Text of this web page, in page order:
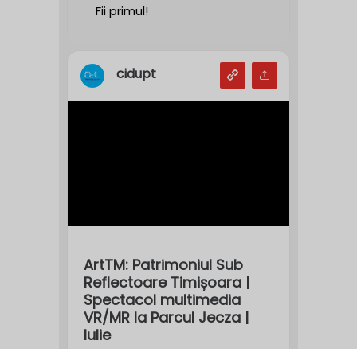
Fii primul!
cidupt
ArtTM: Patrimoniul Sub
Reflectoare Timișoara |
Spectacol multimedia
VR/MR la Parcul Jecza |
Iulie